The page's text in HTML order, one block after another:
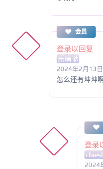
会员
登录以回复
乐璃哒
2024年2月13
怎么还有坤坤
登录
2024